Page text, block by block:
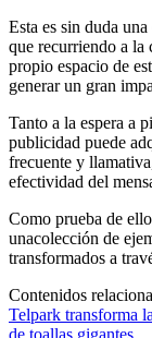
Esta es sin duda
que recurriendo a la
propio espacio de
generar un gran
Tanto a la espera a
publicidad puede
frecuente y
efectividad del
Como prueba de
unacolección de
transformados a
Contenidos
Telpark transforma
de toallas gigantes